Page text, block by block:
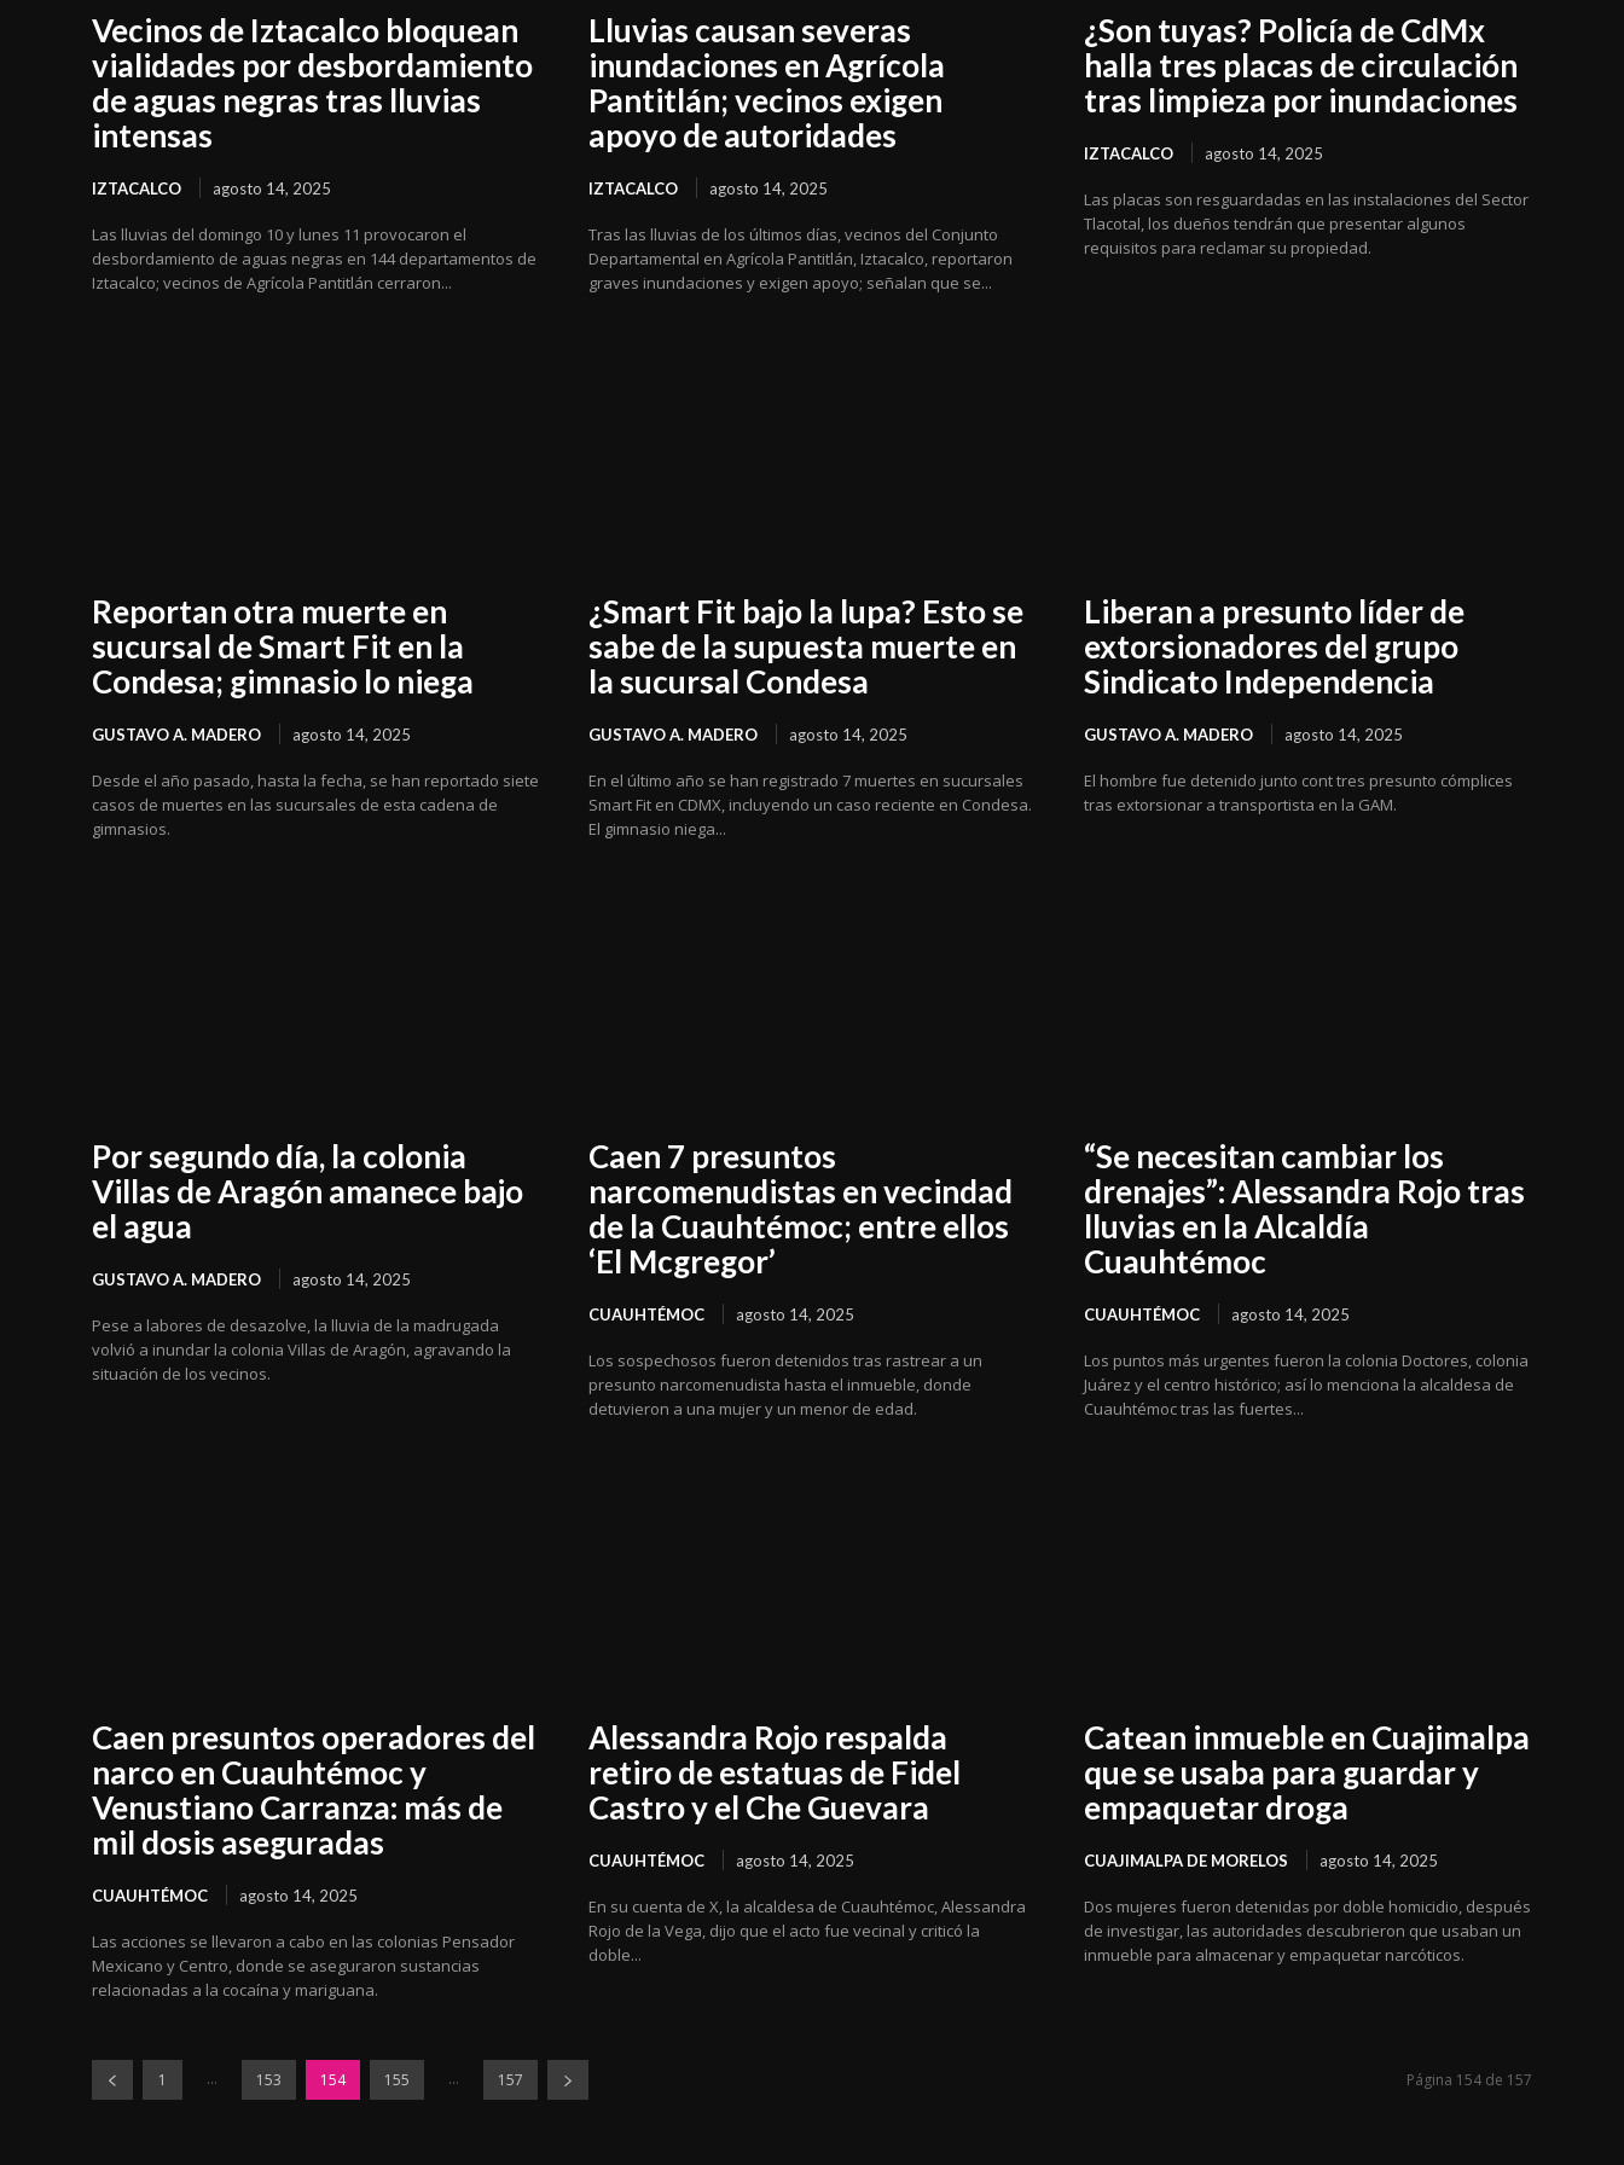
Vecinos de Iztacalco bloquean
vialidades por desbordamiento
de aguas negras tras lluvias
intensas
IZTACALCO agosto 14, 2025
Las lluvias del domingo 10 y lunes 11 provocaron el
desbordamiento de aguas negras en 144 departamentos de
Iztacalco; vecinos de Agrícola Pantitlán cerraron...
Lluvias causan severas
inundaciones en Agrícola
Pantitlán; vecinos exigen
apoyo de autoridades
IZTACALCO agosto 14, 2025
Tras las lluvias de los últimos días, vecinos del Conjunto
Departamental en Agrícola Pantitlán, Iztacalco, reportaron
graves inundaciones y exigen apoyo; señalan que se...
¿Son tuyas? Policía de CdMx
halla tres placas de circulación
tras limpieza por inundaciones
IZTACALCO agosto 14, 2025
Las placas son resguardadas en las instalaciones del Sector
Tlacotal, los dueños tendrán que presentar algunos
requisitos para reclamar su propiedad.
Reportan otra muerte en
sucursal de Smart Fit en la
Condesa; gimnasio lo niega
GUSTAVO A. MADERO agosto 14, 2025
Desde el año pasado, hasta la fecha, se han reportado siete
casos de muertes en las sucursales de esta cadena de
gimnasios.
¿Smart Fit bajo la lupa? Esto se
sabe de la supuesta muerte en
la sucursal Condesa
GUSTAVO A. MADERO agosto 14, 2025
En el último año se han registrado 7 muertes en sucursales
Smart Fit en CDMX, incluyendo un caso reciente en Condesa.
El gimnasio niega...
Liberan a presunto líder de
extorsionadores del grupo
Sindicato Independencia
GUSTAVO A. MADERO agosto 14, 2025
El hombre fue detenido junto cont tres presunto cómplices
tras extorsionar a transportista en la GAM.
Por segundo día, la colonia
Villas de Aragón amanece bajo
el agua
GUSTAVO A. MADERO agosto 14, 2025
Pese a labores de desazolve, la lluvia de la madrugada
volvió a inundar la colonia Villas de Aragón, agravando la
situación de los vecinos.
Caen 7 presuntos
narcomenudistas en vecindad
de la Cuauhtémoc; entre ellos
‘El Mcgregor’
CUAUHTÉMOC agosto 14, 2025
Los sospechosos fueron detenidos tras rastrear a un
presunto narcomenudista hasta el inmueble, donde
detuvieron a una mujer y un menor de edad.
“Se necesitan cambiar los
drenajes”: Alessandra Rojo tras
lluvias en la Alcaldía
Cuauhtémoc
CUAUHTÉMOC agosto 14, 2025
Los puntos más urgentes fueron la colonia Doctores, colonia
Juárez y el centro histórico; así lo menciona la alcaldesa de
Cuauhtémoc tras las fuertes...
Caen presuntos operadores del
narco en Cuauhtémoc y
Venustiano Carranza: más de
mil dosis aseguradas
CUAUHTÉMOC agosto 14, 2025
Las acciones se llevaron a cabo en las colonias Pensador
Mexicano y Centro, donde se aseguraron sustancias
relacionadas a la cocaína y mariguana.
Alessandra Rojo respalda
retiro de estatuas de Fidel
Castro y el Che Guevara
CUAUHTÉMOC agosto 14, 2025
En su cuenta de X, la alcaldesa de Cuauhtémoc, Alessandra
Rojo de la Vega, dijo que el acto fue vecinal y criticó la
doble...
Catean inmueble en Cuajimalpa
que se usaba para guardar y
empaquetar droga
CUAJIMALPA DE MORELOS agosto 14, 2025
Dos mujeres fueron detenidas por doble homicidio, después
de investigar, las autoridades descubrieron que usaban un
inmueble para almacenar y empaquetar narcóticos.
1 ... 153 154 155 ... 157 Página 154 de 157